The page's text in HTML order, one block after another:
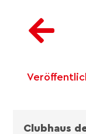
Clubhaus